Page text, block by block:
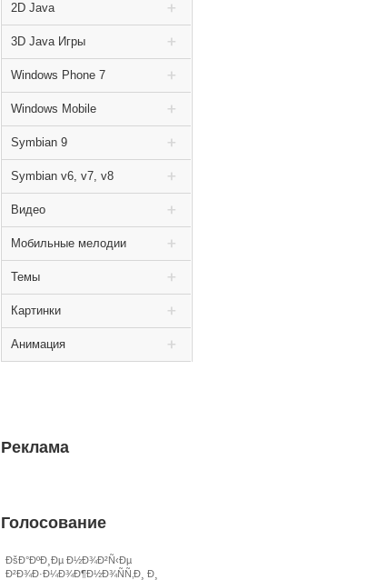
2D Java
3D Java Игры
Windows Phone 7
Windows Mobile
Symbian 9
Symbian v6, v7, v8
Видео
Мобильные мелодии
Темы
Картинки
Анимация
Реклама
Голосование
ÐšÐ°ÐºÐ¸Ðµ Ð½Ð¾Ð²Ñ‹Ðµ
Ð²Ð¾Ð·Ð¼Ð¾Ð¶Ð½Ð¾ÑÑ‚Ð¸ Ð¸